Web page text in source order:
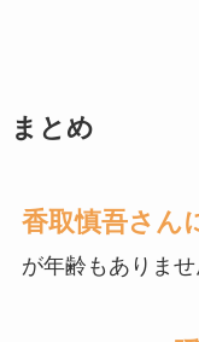
まとめ
香取慎吾さん
が年齢もありませ